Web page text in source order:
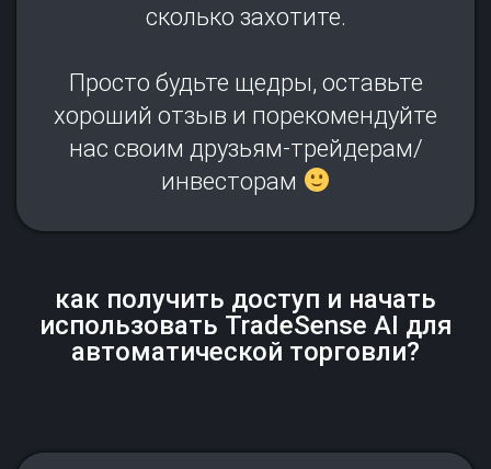
сколько захотите.
Просто будьте щедры, оставьте
хороший отзыв и порекомендуйте
нас своим друзьям-трейдерам/
инвесторам
как получить доступ и начать
использовать TradeSense AI для
автоматической торговли?